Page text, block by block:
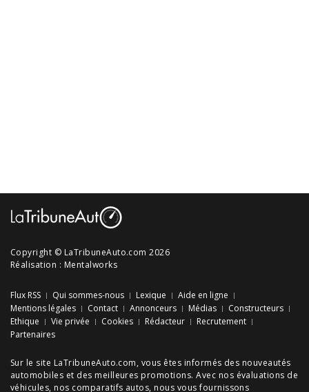
Copyright © LaTribuneAuto.com 2026
Réalisation : Mentalworks
Flux RSS Qui sommes-nous Lexique
Aide en ligne
Mentions légales
Contact Annonceurs Médias
Constructeurs
Ethique
Vie privée Cookies Rédacteur
Recrutement
Partenaires
Sur le site LaTribuneAuto.com, vous êtes informés des nouveautés
automobiles et des meilleures promotions. Avec nos évaluations de
véhicules, nos comparatifs autos, nous vous fournissons